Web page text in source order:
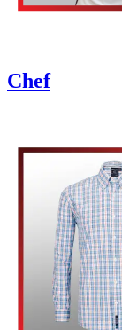
Chef